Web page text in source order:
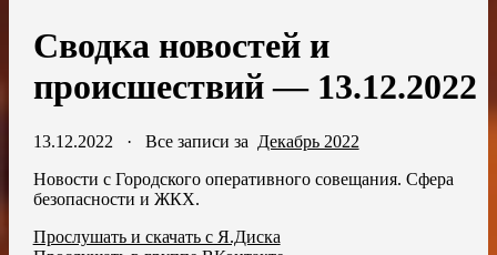
Сводка новостей и
происшествий — 13.12.2022
13.12.2022 · Все записи за Декабрь 2022
Новости с Городского оперативного совещания. Сфера
безопасности и ЖКХ.
Прослушать и скачать с Я.Диска